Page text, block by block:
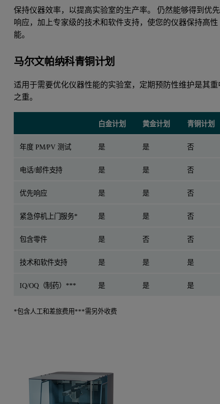
保持仪器效率，以提高实验室的生产率。 仍然能够得到优先
响应，加上专家级的技术和软件支持，使您的仪器保持高性
能。
马尔文帕纳科青铜计划
适用于需要优化仪器性能的实验室，定期预防性维护是其重
之重。
白金计划 黄金计划 青铜计划
年度 PM/PV 测试 是 是 否
电话/邮件支持 是 是 否
优先响应 是 是 否
紧急停机上门服务* 是 是 否
包含零件 是 否 否
技术和软件支持 是 是 是
IQ/OQ（制药）*** 是 是 是
*包含人工和差旅费用 ***需另外收费